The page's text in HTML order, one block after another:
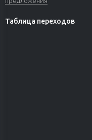
Таблица переходов